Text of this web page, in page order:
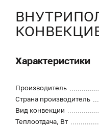
Характеристики
Производитель
Страна производитель
Вид конвекции
Теплоотдача, Вт